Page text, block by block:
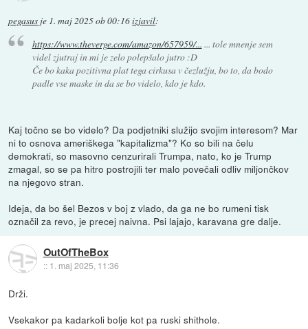
pegasus je 1. maj 2025 ob 00:16izjavil:
https://www.theverge.com/amazon/657959/... ... tole mnenje sem
videl zjutraj in mi je zelo polepšalo jutro :D
Če bo kaka pozitivna plat tega cirkusa v čezlužju, bo to, da bodo
padle vse maske in da se bo videlo, kdo je kdo.
Kaj točno se bo videlo? Da podjetniki služijo svojim interesom? Mar
ni to osnova ameriškega "kapitalizma"? Ko so bili na čelu
demokrati, so masovno cenzurirali Trumpa, nato, ko je Trump
zmagal, so se pa hitro postrojili ter malo povečali odliv miljončkov
na njegovo stran.
Ideja, da bo šel Bezos v boj z vlado, da ga ne bo rumeni tisk
označil za revo, je precej naivna. Psi lajajo, karavana gre dalje.
OutOfTheBox
:: 1. maj 2025, 11:36
Drži.
Vsekakor pa kadarkoli bolje kot pa ruski shithole.